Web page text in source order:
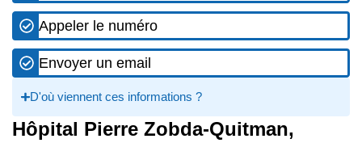
Hôpital Pierre Zobda-Quitman,
Appeler le numéro
Envoyer un email
D'où viennent ces informations ?